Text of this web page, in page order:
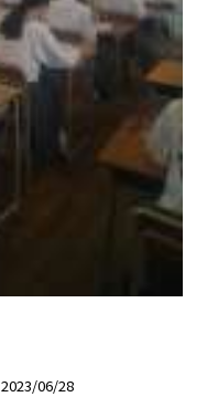
2023/06/28